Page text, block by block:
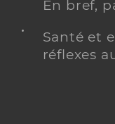
En bref,
Santé et
réflexes